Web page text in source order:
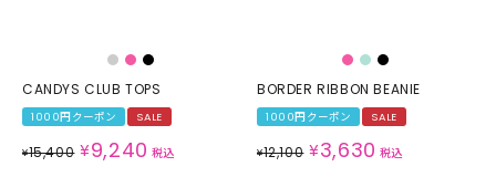
CANDYS CLUB TOPS
1000円クーポン SALE
¥15,400 ¥9,240 税込
BORDER RIBBON BEANIE
1000円クーポン SALE
¥12,100 ¥3,630 税込